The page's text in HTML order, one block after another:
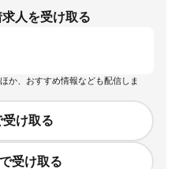
人を受け取る
か、おすすめ情報なども配信しま
受け取る
受け取る